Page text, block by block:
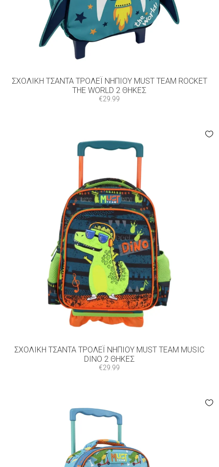
ΣΧΟΛΙΚΉ ΤΣΆΝΤΑ ΤΡΌΛΕΪ ΝΗΠΊΟΥ MUST TEAM ROCKET
THE WORLD 2 ΘΉΚΕΣ
€29.99
ΣΧΟΛΙΚΉ ΤΣΆΝΤΑ ΤΡΌΛΕΪ ΝΗΠΊΟΥ MUST TEAM MUSIC
DINO 2 ΘΉΚΕΣ
€29.99